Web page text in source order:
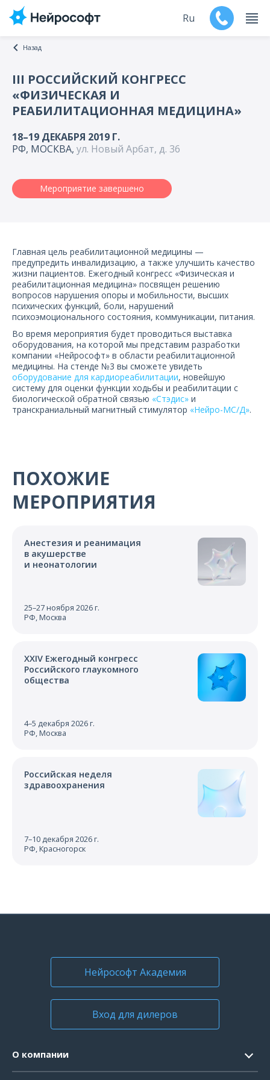
Продукты
Контакты
Мероприятия
Дилеры
О компании
Карьера
Ru
Назад
III РОССИЙСКИЙ КОНГРЕСС
«ФИЗИЧЕСКАЯ И
РЕАБИЛИТАЦИОННАЯ МЕДИЦИНА»
18–19 ДЕКАБРЯ 2019 Г.
РФ, МОСКВА, ул. Новый Арбат, д. 36
Мероприятие завершено
Главная цель реабилитационной медицины —
предупредить инвалидизацию, а также улучшить качество
жизни пациентов. Ежегодный конгресс «Физическая и
реабилитационная медицина» посвящен решению
вопросов нарушения опоры и мобильности, высших
психических функций, боли, нарушений
психоэмоционального состояния, коммуникации, питания.
Во время мероприятия будет проводиться выставка
оборудования, на которой мы представим разработки
компании «Нейрософт» в области реабилитационной
медицины. На стенде №3 вы сможете увидеть
оборудование для кардиореабилитации, новейшую
систему для оценки функции ходьбы и реабилитации с
биологической обратной связью «Стэдис» и
транскраниальный магнитный стимулятор «Нейро-МС/Д».
ПОХОЖИЕ
МЕРОПРИЯТИЯ
Анестезия и реанимация
в акушерстве
и неонатологии
25–27 ноября 2026 г.
РФ, Москва
XXIV Ежегодный конгресс
Российского глаукомного
общества
4–5 декабря 2026 г.
РФ, Москва
Российская неделя
здравоохранения
7–10 декабря 2026 г.
РФ, Красногорск
Нейрософт Академия
Вход для дилеров
О компании